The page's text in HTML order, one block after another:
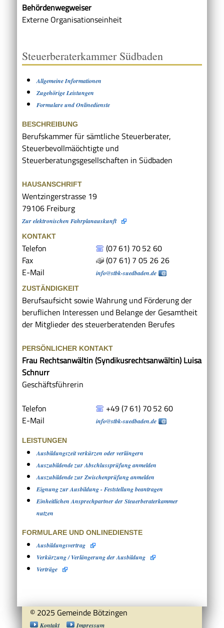
Behördenwegweiser
Externe Organisationseinheit
Steuerberaterkammer Südbaden
Allgemeine Informationen
Zugehörige Leistungen
Formulare und Onlinedienste
BESCHREIBUNG
Berufskammer für sämtliche Steuerberater,
Steuerbevollmäöchtigte und
Steuerberatungsgesellschaften in Südbaden
HAUSANSCHRIFT
Wentzingerstrasse 19
79106 Freiburg
Zur elektronischen Fahrplanauskunft
KONTAKT
Telefon (0761) 7052 60
Fax
(07 61) 7 05 26 26
E-Mail
info@stbk-suedbaden.de
ZUSTÄNDIGKEIT
Berufsaufsicht sowie Wahrung und Förderung der
beruflichen Interessen und Belange der Gesamtheit
der Mitglieder des steuerberatenden Berufes
PERSÖNLICHER KONTAKT
Frau Rechtsanwältin (Syndikusrechtsanwältin) Luisa
Schnurr
Geschäftsführerin
Telefon
+49 (761) 7052 60
E-Mail
info@stbk-suedbaden.de
LEISTUNGEN
Ausbildungszeit verkürzen oder verlängern
Auszubildende zur Abschlussprüfung anmelden
Auszubildende zur Zwischenprüfung anmelden
Eignung zur Ausbildung - Feststellung beantragen
Einheitlichen Ansprechpartner der Steuerberaterkammer
nutzen
FORMULARE UND ONLINEDIENSTE
Ausbildungsvertrag
Verkürzung / Verlängerung der Ausbildung
Verträge
© 2025 Gemeinde Bötzingen
Kontakt Impressum